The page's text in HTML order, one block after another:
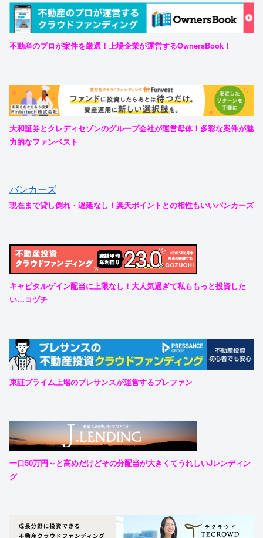
不動産のプロが案件を厳選！上場企業が運営するOwnersBook！
大和証券とクレディセゾンのグループ会社が運営母体！多彩な案件が魅
力的なファンベスト
バンカーズ
現在まで貸し倒れ・遅延なし！楽天ポイントとの相性もいいバンカーズ
キャピタルゲイン配当に上限なし！大人気過ぎて私ももっと投資した
い…コヅチ
東証プライム上場のプレサンスが運営するプレファン
一口50万円～と高めだけどその分配当が大きくてうれしいJレンディン
グ